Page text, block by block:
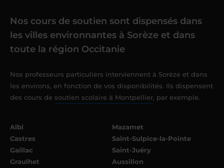
Nos cours de soutien sont dispensés dans
les villes environnantes à Sorèze et dans
toute la région Occitanie
Nos professeurs particuliers interviennent à Sorèze et dans
les environs, en fonction de vos disponibilités. Ils dispensent
des cours de soutien scolaire à Montpellier, par exemple.
Albi
Castres
Gaillac
Graulhet
Mazamet
Saint-Sulpice-la-Pointe
Saint-Juéry
Aussillon